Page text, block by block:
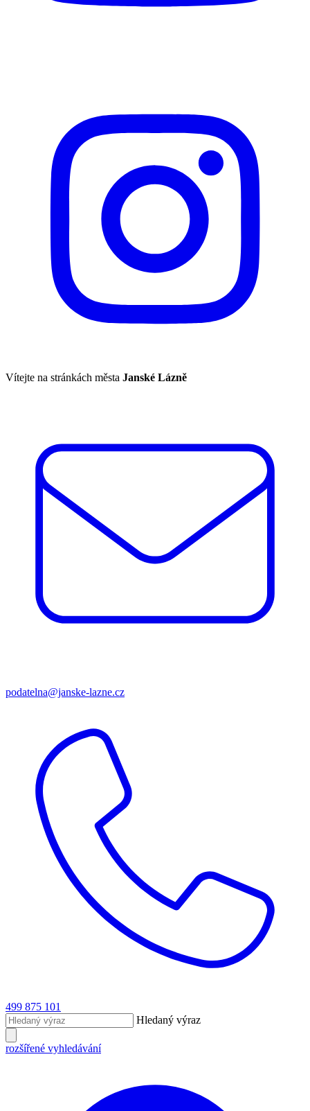
Vítejte na stránkách města Janské Lázně
podatelna@janske-lazne.cz
499 875 101
Hledaný výraz
rozšířené vyhledávání